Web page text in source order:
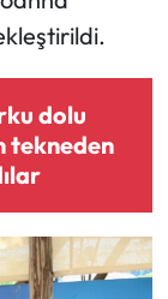
dolu
tekneden